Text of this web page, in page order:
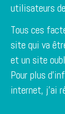
utilisateurs
Tous ces
site qui va
et un site
Pour plus
internet, j’ai